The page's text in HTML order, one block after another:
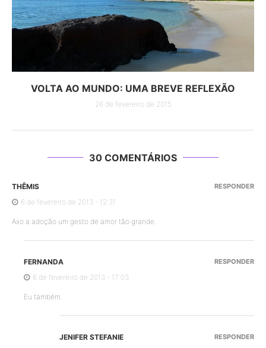
VOLTA AO MUNDO: UMA BREVE REFLEXÃO
26 de fevereiro de 2015
30 COMENTÁRIOS
THÊMIS
6 de fevereiro de 2013 - 12:31
Axo a adoção um gesto de amor tão grande.
RESPONDER
FERNANDA
6 de fevereiro de 2013 - 17:03
Eu também.
RESPONDER
JENIFER STEFANIE
RESPONDER